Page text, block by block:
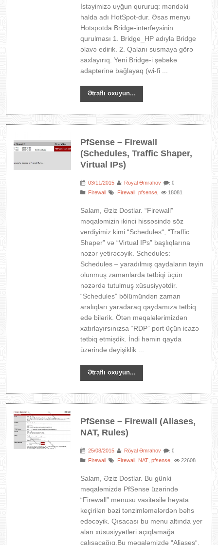
İstəyimizə uyğun qururuq: məndəki
halda adı HotSpot-dur. Əsas menyu
Hotspotda Bridge-interfeysinin
qurulması 1. Bridge_HP adıyla Bridge
əlavə edirik. 2. Qalanı susmaya görə
saxlayırıq. Yeni Bridge-i şəbəkə
adapterinə bağlayaq (wi-fi ...
Ətraflı oxuyun...
PfSense – Firewall
(Schedules, Traffic Shaper,
Virtual IPs)
:03/11/2015 : Röyal Əmrahov : 0
: Firewall : Firewall ,pfsense 18081
Salam, Əziz Dostlar. “Firewall”
məqaləmizin ikinci hissəsində söz
verdiyimiz kimi “Schedules“, “Traffic
Shaper” və “Virtual IPs” başlıqlarına
nəzər yetirəcəyik. Schedules:
Schedules – yaradılmış qaydaların təyin
olunmuş zamanlarda tətbiqi üçün
nəzərdə tutulmuş xüsusiyyətdir.
“Schedules” bölümündən zaman
aralıqları yaradaraq qaydamıza tətbiq
edə bilərik. Ötən məqalələrimizdən
xatırlayırsınızsa “RDP” port üçün icazə
tətbiq etmişdik. İndi həmin qayda
üzərində dəyişiklik ...
Ətraflı oxuyun...
PfSense – Firewall (Aliases,
NAT, Rules)
:25/08/2015 : Röyal Əmrahov : 0
: Firewall : Firewall NAT ,pfsense 22608
Salam, Əziz Dostlar. Bu günki
məqaləmizdə PfSense üzərində
“Firewall” menusu vasitəsilə həyata
keçirilən bəzi tənzimləmələrdən bəhs
edəcəyik. Qısacası bu menu altında yer
alan xüsusiyyətləri açıqlamağa
çalışacağıq.Bu məqaləmizdə “Aliases“,